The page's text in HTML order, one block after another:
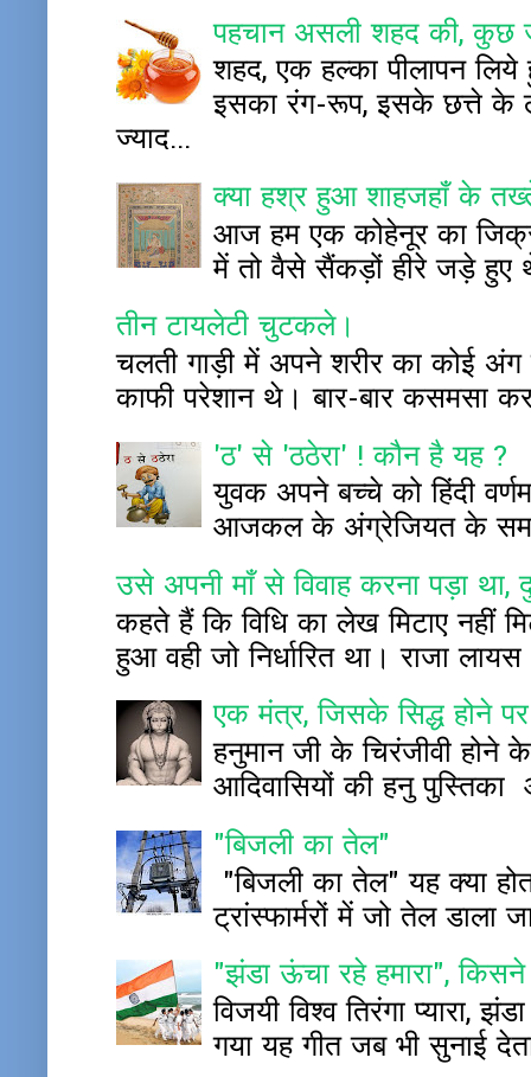
पहचान असली शहद की, कुछ
शहद, एक हल्का पीलापन लिये
इसका रंग-रूप, इसके छत्ते के
ज्याद...
क्या हश्र हुआ शाहजहाँ के
आज हम एक कोहेनूर का
में तो वैसे सैंकड़ों हीरे जड़े हुए
तीन टायलेटी चुटकले।
चलती गाड़ी में अपने शरीर का कोई अंग
काफी परेशान थे। बार-बार कसमसा
'ठ' से 'ठठेरा' ! कौन है यह ?
युवक अपने बच्चे को हिंदी
आजकल के अंग्रेजियत के समय
उसे अपनी माँ से विवाह करना पड़ा था,
कहते हैं कि विधि का लेख मिटाए नहीं
हुआ वही जो निर्धारित था। राजा
एक मंत्र, जिसके सिद्ध होने
हनुमान जी के चिरंजीवी
आदिवासियों की हनु
"बिजली का तेल"
"बिजली का तेल" यह क्या
ट्रांस्फार्मरों में जो तेल डाला
"झंडा ऊंचा रहे हमारा",
विजयी विश्व तिरंगा प्यारा,
गया यह गीत जब भी सुनाई